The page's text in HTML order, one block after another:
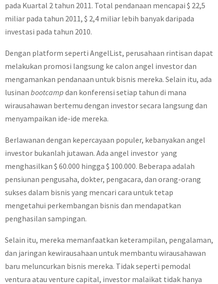
pada Kuartal 2 tahun 2011. Total pendanaan mencapai $ 22,5
miliar pada tahun 2011, $ 2,4 miliar lebih banyak daripada
investasi pada tahun 2010.
Dengan platform seperti AngelList, perusahaan rintisan dapat
melakukan promosi langsung ke calon angel investor dan
mengamankan pendanaan untuk bisnis mereka. Selain itu, ada
lusinan bootcamp dan konferensi setiap tahun di mana
wirausahawan bertemu dengan investor secara langsung dan
menyampaikan ide-ide mereka.
Berlawanan dengan kepercayaan populer, kebanyakan angel
investor bukanlah jutawan. Ada angel investor yang
menghasilkan $ 60.000 hingga $ 100.000. Beberapa adalah
pensiunan pengusaha, dokter, pengacara, dan orang-orang
sukses dalam bisnis yang mencari cara untuk tetap
mengetahui perkembangan bisnis dan mendapatkan
penghasilan sampingan.
Selain itu, mereka memanfaatkan keterampilan, pengalaman,
dan jaringan kewirausahaan untuk membantu wirausahawan
baru meluncurkan bisnis mereka. Tidak seperti pemodal
ventura atau venture capital, investor malaikat tidak hanya